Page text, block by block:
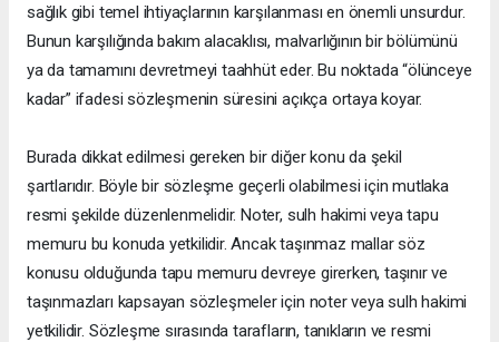
sağlık gibi temel ihtiyaçlarının karşılanması en önemli unsurdur.
Bunun karşılığında bakım alacaklısı, malvarlığının bir bölümünü
ya da tamamını devretmeyi taahhüt eder. Bu noktada “ölünceye
kadar” ifadesi sözleşmenin süresini açıkça ortaya koyar.
Burada dikkat edilmesi gereken bir diğer konu da şekil
şartlarıdır. Böyle bir sözleşme geçerli olabilmesi için mutlaka
resmi şekilde düzenlenmelidir. Noter, sulh hakimi veya tapu
memuru bu konuda yetkilidir. Ancak taşınmaz mallar söz
konusu olduğunda tapu memuru devreye girerken, taşınır ve
taşınmazları kapsayan sözleşmeler için noter veya sulh hakimi
yetkilidir. Sözleşme sırasında tarafların, tanıkların ve resmi